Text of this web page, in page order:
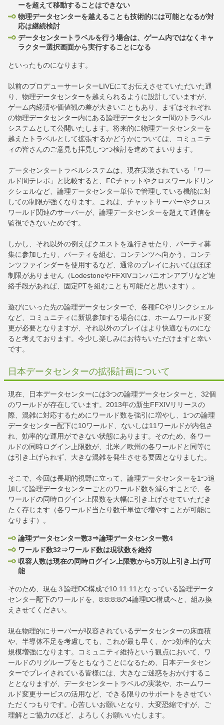
ーを超えて移動することはできない
物理データセンターを越えることも技術的には可能となるが対
応は継続検討
データセンタートラベルを行う場合は、ゲーム内ではなくキャ
ラクター選択画面から実行することになる
といったものになります。
以前のプロデューサーレターLIVEにてお伝えさせていただいた通
り、物理データセンターを越えられるように設計していますが、
ゲーム内経済や価値観の差が大きいこともあり、まずはそれぞれ
の物理データセンター内にある論理データセンター間のトラベル
システムとして公開いたします。将来的に物理データセンターを
越えたトラベルとして拡張するかどうかについては、コミュニテ
ィの皆さんのご意見も拝見しつつ検討を進めてまいります。
データセンタートラベルシステムは、現在実装されている「ワー
ルド間テレポ」と比較すると、FCチャットやクロスワールドリン
クシェルなど、論理データセンター単位で管理している機能に対
しての制限が強くなります。これは、チャットサーバーやクロス
ワールド関連のサーバーが、論理データセンターを超えて通信を
監視できないためです。
しかし、それ以外の例えばクエストを進行させたり、パーティ募
集に参加したり、パーティを組む、コンテンツへ向かう、コンテ
ンツファインダーを使用するなど、通常のプレイにおいてはほぼ
制限がありません（LodestoneやFFXIVコンパニオンアプリなど連
絡手段があれば、固定PTを組むことも可能だと思います）。
遊びにいった先の論理データセンターで、各種FCやリンクシェル
など、コミュニティに新規参加する場合には、ホームワールド変
更が必要となりますが、それ以外のプレイはより快適なものにな
ると考えております。今少し楽しみにお待ちいただけますと幸い
です。
日本データセンターの拡張計画について
現在、日本データセンターには3つの論理データセンターと、32個
のワールドが存在しています。2013年の新生FFXIVリリースの
際、混雑に対応するためにワールド数を強引に増やし、1つの論理
データセンター配下に10ワールド、ないしは11ワールドが内包さ
れ、効率的な運用ができない状態にあります。そのため、各ワー
ルドの同時ログイン上限数が、北米／欧州の各ワールドと同等に
は引き上げられず、大きな混雑を発生させる要因となりました。
そこで、今回は長期的視野に立って、論理データセンターを1つ追
加して論理データセンターごとのワールド数を減らすことで、各
ワールドの同時ログイン上限数を大幅に引き上げさせていただき
たく存じます（各ワールド当たり数千単位で増やすことが可能に
なります）。
論理データセンター数3⇒論理データセンター数4
ワールド数32⇒ワールド数は現状数を維持
収容人数は現在の同時ログイン上限数から5万以上引き上げ可
能
そのため、現在３論理DC構成で10:11:11となっている論理データ
センター配下のワールドを、8:8:8:8の4論理DC構成へと、組み換
えさせてください。
現在物理的にサーバーが収容されているデータセンターの床面積
や、半導体不足を考慮しても、これが最も早く、かつ効率的な大
規模増強になります。コミュニティ維持という観点において、ワ
ールドのリグループをともなうことになるため、日本データセン
ターでプレイされている皆様には、大きなご迷惑をおかけするこ
ととなりますが、データセンタートラベルの実装や、ホームワー
ルド変更サービスの活用など、できる限りのサポートをさせてい
ただくつもりです。心苦しいお願いとなり、大変恐縮ですが、ご
理解とご協力のほど、よろしくお願いいたします。